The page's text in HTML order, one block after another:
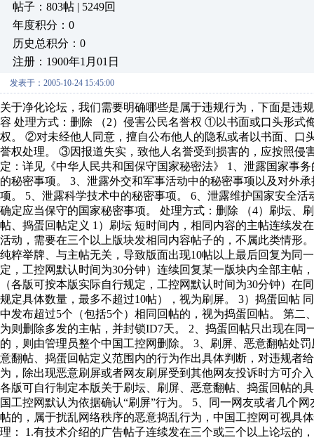
帖子：803帖 | 5249回
年度积分：0
历史总积分：0
注册：1900年1月01日
发表于：2005-10-24 15:45:00
关于净化论坛，我们需要明确哪些是属于违规行为，下面是违
容 处理方式：删除 （2）侵害公民名誉权 ①以书面或口头形式
权。 ②对未经他人同意，擅自公布他人的隐私或者以书面、口
誉权处理。 ③因报道失实，致他人名誉受到损害的，应按照侵
定：详见《中华人民共和国保守国家秘密法》 1、泄露国家事
的秘密事项。 3、泄露外交和军事活动中的秘密事项以及对外
项。 5、泄露科学技术中的秘密事项。 6、泄露维护国家安全
确定应当保守的国家秘密事项。 处理方式：删除 （4）刷坛、
帖、捣蛋回帖定义 1）刷坛 短时间内，相同内容的主帖连续发
活动，需要在三个以上版块发相同内容帖子的，不属此类情形
纯粹举牌、与主帖无关，导致版面出现10帖以上最后回复为同
定，工控网默认时间为30分钟）连续回复某一版块内全部主帖
（各版可按本版实际自行规定，工控网默认时间为30分钟）
规定具体数量，最多不超过10帖），视为刷屏。 3）捣蛋回帖
中发布超过5个（包括5个）相同回帖的，视为捣蛋回帖。 第
为则删除多发的主帖，并封锁ID7天。 2、捣蛋回帖只出现在
的，则由管理员整个中国工控网删除。 3、刷屏、恶意翻帖处
意翻帖、捣蛋回帖定义范围内的行为作出具体判断，对违规者
为，除出现恶意刷屏或者网友刷屏受到其他网友投诉时方可介
各版可自行制定本版关于刷坛、刷屏、恶意翻帖、捣蛋回帖的
国工控网默认为依据确认“刷屏”行为。 5、同一网友或者几个
帖的，属于扰乱网络秩序的恶意捣乱行为，中国工控网可视具
理： 1.有技术介绍的广告帖子连续发在三个或三个以上论坛的